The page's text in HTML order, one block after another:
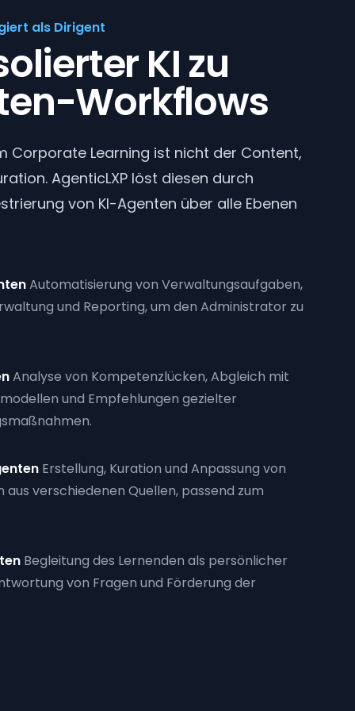
als Dirigent
KI zu
Workflows
Corporate Learning ist nicht der Content,
AgenticLXP löst diesen durch
von KI-Agenten über alle Ebenen
Automatisierung von Verwaltungsaufgaben,
und Reporting, um den Administrator zu
Analyse von Kompetenzlücken, Abgleich mit
und Empfehlungen gezielter
Erstellung, Kuration und Anpassung von
aus verschiedenen Quellen, passend zum
Begleitung des Lernenden als persönlicher
von Fragen und Förderung der